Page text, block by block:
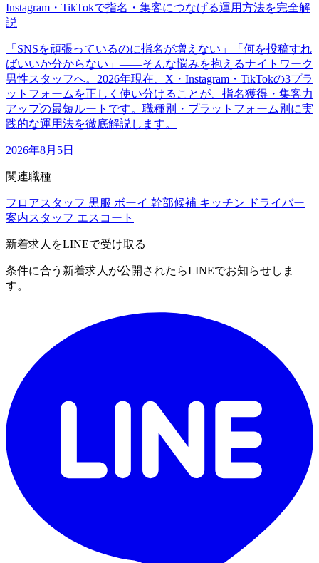
Instagram・TikTokで指名・集客につなげる運用方法を完全解
説
「SNSを頑張っているのに指名が増えない」「何を投稿すれ
ばいいか分からない」――そんな悩みを抱えるナイトワーク
男性スタッフへ。2026年現在、X・Instagram・TikTokの3プラ
ットフォームを正しく使い分けることが、指名獲得・集客力
アップの最短ルートです。職種別・プラットフォーム別に実
践的な運用法を徹底解説します。
2026年8月5日
関連職種
フロアスタッフ 黒服 ボーイ 幹部候補 キッチン ドライバー
案内スタッフ エスコート
新着求人をLINEで受け取る
条件に合う新着求人が公開されたらLINEでお知らせしま
す。